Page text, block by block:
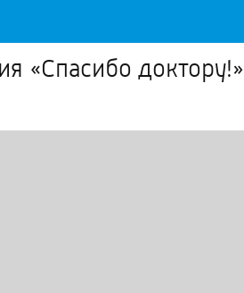
«Спасибо доктору!»